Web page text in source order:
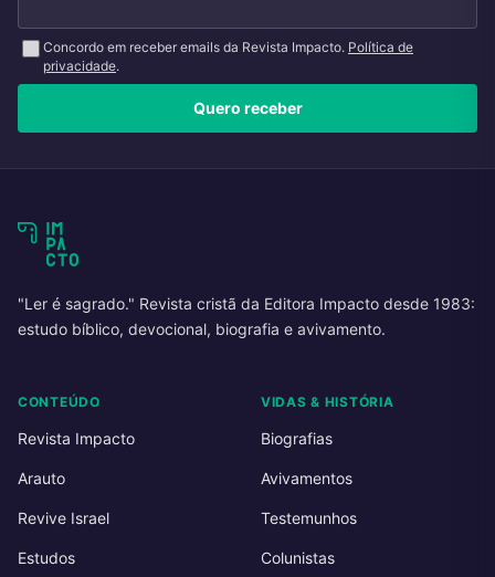
Concordo em receber emails da Revista Impacto. Política de
privacidade.
Quero receber
"Ler é sagrado." Revista cristã da Editora Impacto desde 1983:
estudo bíblico, devocional, biografia e avivamento.
CONTEÚDO
Revista Impacto
Arauto
Revive Israel
Estudos
VIDAS & HISTÓRIA
Biografias
Avivamentos
Testemunhos
Colunistas